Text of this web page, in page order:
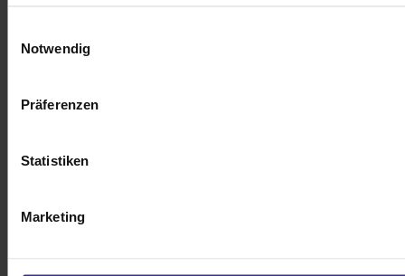
Notwendig
Präferenzen
Statistiken
Marketing